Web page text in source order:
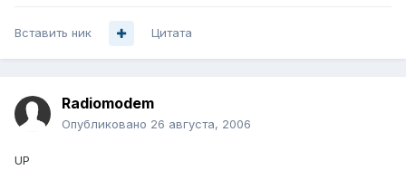
Вставить ник Цитата
Radiomodem
Опубликовано 26 августа, 2006
UP